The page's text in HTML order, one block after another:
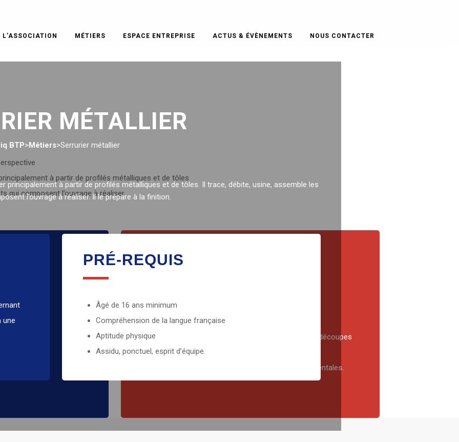
L’ASSOCIATION MÉTIERS ESPACE ENTREPRISE ACTUS & ÉVÈNEMENTS NOUS CONTACTER
MÉTALLIER
BTP>Métiers>Serrurier métallier
principalement à partir de profilés métalliques et de tôles. Il trace, débite, usine, assemble les
l’ouvrage à réaliser. Il le prépare à la finition.
une
PRÉ-REQUIS
Âgé de 16 ans minimum
Compréhension de la langue française
Aptitude physique
Assidu, ponctuel, esprit d’équipe.
à partir de profilés métalliques et de tôles
qui composent l’ouvrage à réaliser
LES QUALITÉS
Organisation
Autonomie
Compétences en géométrie (prises de mesures, découpes
et élaboration de plan)
Respecter les normes de sécurité et environnementales.